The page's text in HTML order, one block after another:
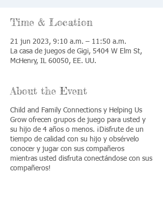
Time & Location
21 jun 2023, 9:10 a.m. – 11:50 a.m.
La casa de juegos de Gigi, 5404 W Elm St,
McHenry, IL 60050, EE. UU.
About the Event
Child and Family Connections y Helping Us
Grow ofrecen grupos de juego para usted y
su hijo de 4 años o menos. ¡Disfrute de un
tiempo de calidad con su hijo y obsérvelo
conocer y jugar con sus compañeros
mientras usted disfruta conectándose con sus
compañeros!